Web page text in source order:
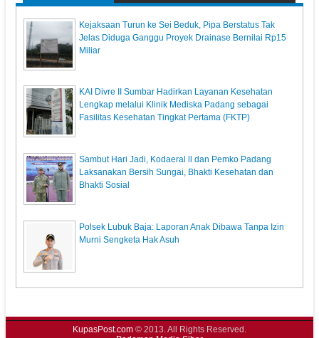
Kejaksaan Turun ke Sei Beduk, Pipa Berstatus Tak
Jelas Diduga Ganggu Proyek Drainase Bernilai Rp15
Miliar
KAI Divre II Sumbar Hadirkan Layanan Kesehatan
Lengkap melalui Klinik Mediska Padang sebagai
Fasilitas Kesehatan Tingkat Pertama (FKTP)
Sambut Hari Jadi, Kodaeral ll dan Pemko Padang
Laksanakan Bersih Sungai, Bhakti Kesehatan dan
Bhakti Sosial
Polsek Lubuk Baja: Laporan Anak Dibawa Tanpa Izin
Murni Sengketa Hak Asuh
KupasPost.com© 2013. All Rights Reserved.